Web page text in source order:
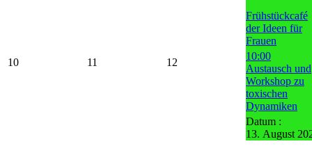
10 11 12
Frühstückcafé
der Ideen für
Frauen
10:00
Austausch und
Workshop zu
toxischen
Dynamiken
Datum :
13. August